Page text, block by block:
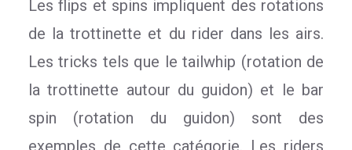
Les flips et spins impliquent des rotations
de la trottinette et du rider dans les airs.
Les tricks tels que le tailwhip (rotation de
la trottinette autour du guidon) et le bar
spin (rotation du guidon) sont des
exemples de cette catégorie. Les riders